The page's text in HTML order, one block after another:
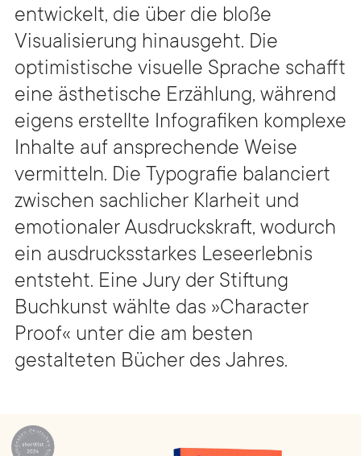
entwickelt, die über die bloße
Visualisierung hinausgeht. Die
optimistische visuelle Sprache schafft
eine ästhetische Erzählung, während
eigens erstellte Infografiken komplexe
Inhalte auf ansprechende Weise
vermitteln. Die Typografie balanciert
zwischen sachlicher Klarheit und
emotionaler Ausdruckskraft, wodurch
ein ausdrucksstarkes Leseerlebnis
entsteht. Eine Jury der Stiftung
Buchkunst wählte das »Character
Proof« unter die am besten
gestalteten Bücher des Jahres.